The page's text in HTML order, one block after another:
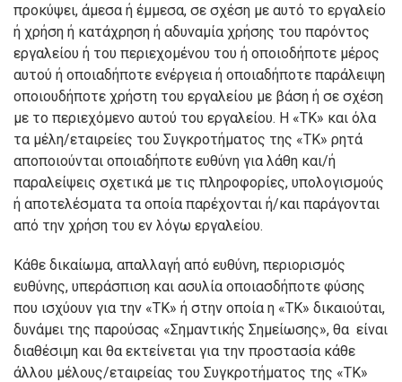
προκύψει, άμεσα ή έμμεσα, σε σχέση με αυτό το εργαλείο
ή χρήση ή κατάχρηση ή αδυναμία χρήσης του παρόντος
εργαλείου ή του περιεχομένου του ή οποιοδήποτε μέρος
αυτού ή οποιαδήποτε ενέργεια ή οποιαδήποτε παράλειψη
οποιουδήποτε χρήστη του εργαλείου με βάση ή σε σχέση
με το περιεχόμενο αυτού του εργαλείου. Η «ΤΚ» και όλα
τα μέλη/εταιρείες του Συγκροτήματος της «ΤΚ» ρητά
αποποιούνται οποιαδήποτε ευθύνη για λάθη και/ή
παραλείψεις σχετικά με τις πληροφορίες, υπολογισμούς
ή αποτελέσματα τα οποία παρέχονται ή/και παράγονται
από την χρήση του εν λόγω εργαλείου.
Κάθε δικαίωμα, απαλλαγή από ευθύνη, περιορισμός
ευθύνης, υπεράσπιση και ασυλία οποιασδήποτε φύσης
που ισχύουν για την «ΤΚ» ή στην οποία η «ΤΚ» δικαιούται,
δυνάμει της παρούσας «Σημαντικής Σημείωσης», θα είναι
διαθέσιμη και θα εκτείνεται για την προστασία κάθε
άλλου μέλους/εταιρείας του Συγκροτήματος της «ΤΚ»